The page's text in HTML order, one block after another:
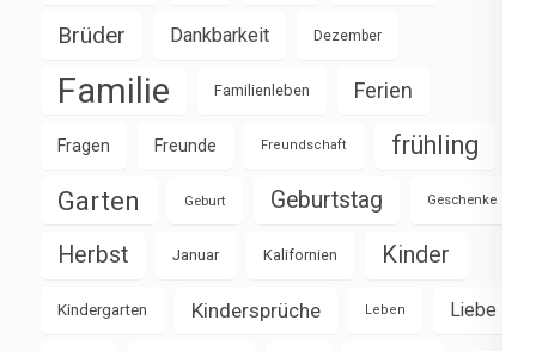
Brüder Dankbarkeit Dezember
Familie Familienleben Ferien
Fragen Freunde Freundschaft frühling
Garten Geburt Geburtstag Geschenke
Herbst Januar Kalifornien Kinder
Kindergarten Kindersprüche Leben Liebe